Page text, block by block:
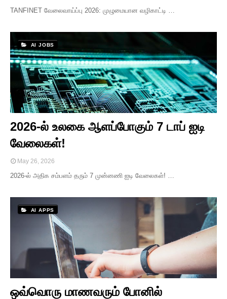
TANFINET வேலைவாய்ப்பு 2026: முழுமையான வழிகாட்டி …
AI JOBS
2026-ல் உலகை ஆளப்போகும் 7 டாப் ஐடி
வேலைகள்!
May 26, 2026
2026-ல் அதிக சம்பளம் தரும் 7 முன்னணி ஐடி வேலைகள்! …
AI APPS
ஒவ்வொரு மாணவரும் போனில்